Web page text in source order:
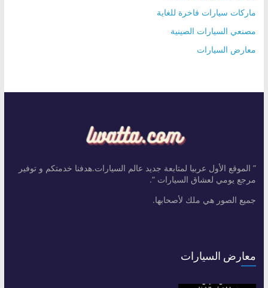
ماركات سيارات فاخرة للغاية
مصنعي السيارات الصينية
معارض السيارات
” الموقع الأول عربيا لمتابعة جديد عالم السيارات.هدفنا خدمتكم و توفير
مرجع يومي لعشاق السيارات “.
جميع الصور هي ملك لأصحابها.
معارض السيارات